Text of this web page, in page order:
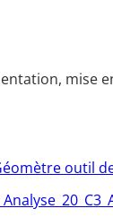
mise